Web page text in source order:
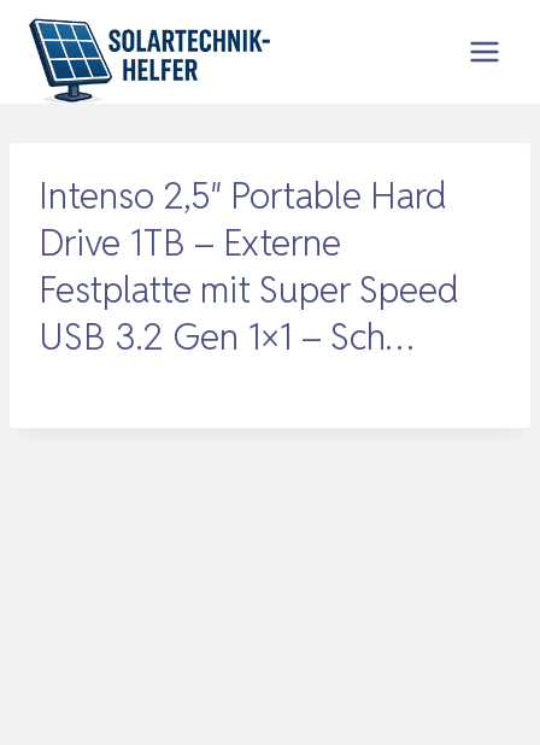
Zum
Inhalt
springen
Intenso 2,5″ Portable Hard
Drive 1TB – Externe
Festplatte mit Super Speed
USB 3.2 Gen 1×1 – Sch…